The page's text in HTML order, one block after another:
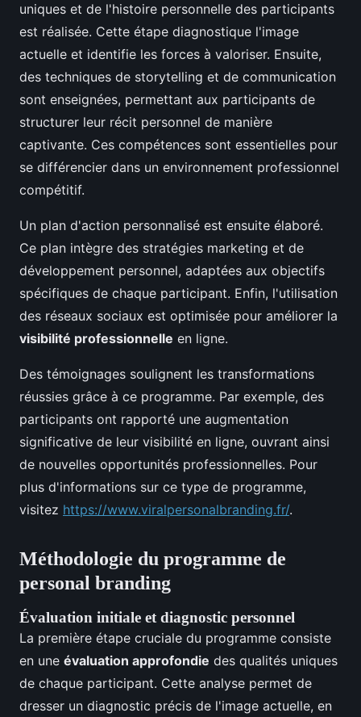
uniques et de l'histoire personnelle des participants
est réalisée. Cette étape diagnostique l'image
actuelle et identifie les forces à valoriser. Ensuite,
des techniques de storytelling et de communication
sont enseignées, permettant aux participants de
structurer leur récit personnel de manière
captivante. Ces compétences sont essentielles pour
se différencier dans un environnement professionnel
compétitif.
Un plan d'action personnalisé est ensuite élaboré.
Ce plan intègre des stratégies marketing et de
développement personnel, adaptées aux objectifs
spécifiques de chaque participant. Enfin, l'utilisation
des réseaux sociaux est optimisée pour améliorer la
visibilité professionnelle en ligne.
Des témoignages soulignent les transformations
réussies grâce à ce programme. Par exemple, des
participants ont rapporté une augmentation
significative de leur visibilité en ligne, ouvrant ainsi
de nouvelles opportunités professionnelles. Pour
plus d'informations sur ce type de programme,
visitez https://www.viralpersonalbranding.fr/.
Méthodologie du programme de
personal branding
Évaluation initiale et diagnostic personnel
La première étape cruciale du programme consiste
en une évaluation approfondie des qualités uniques
de chaque participant. Cette analyse permet de
dresser un diagnostic précis de l'image actuelle, en